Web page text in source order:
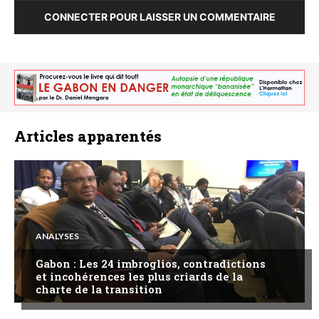
CONNECTER POUR LAISSER UN COMMENTAIRE
Articles apparentés
ANALYSES
Gabon : Les 24 imbroglios, contradictions
et incohérences les plus criards de la
charte de la transition